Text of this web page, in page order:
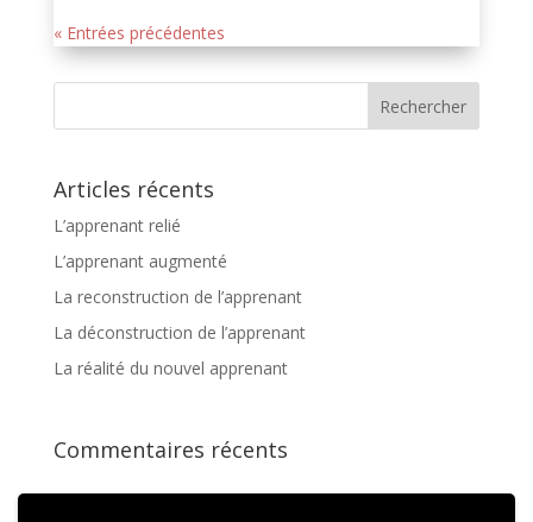
« Entrées précédentes
Articles récents
L’apprenant relié
L’apprenant augmenté
La reconstruction de l’apprenant
La déconstruction de l’apprenant
La réalité du nouvel apprenant
Commentaires récents